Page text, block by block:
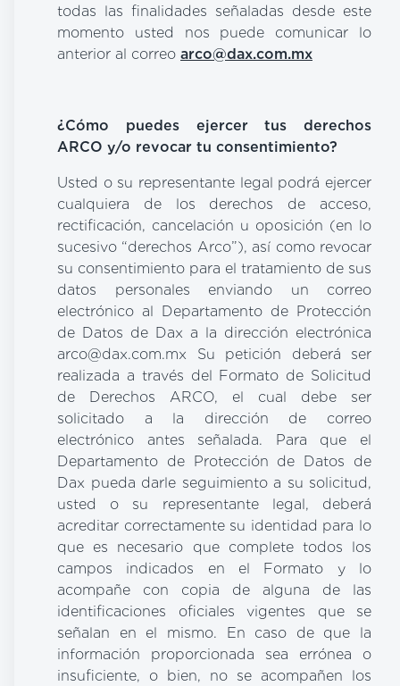
todas las finalidades señaladas desde este
momento usted nos puede comunicar lo
anterior al correo arco@dax.com.mx
¿Cómo puedes ejercer tus derechos
ARCO y/o revocar tu consentimiento?
Usted o su representante legal podrá ejercer
cualquiera de los derechos de acceso,
rectificación, cancelación u oposición (en lo
sucesivo “derechos Arco”), así como revocar
su consentimiento para el tratamiento de sus
datos personales enviando un correo
electrónico al Departamento de Protección
de Datos de Dax a la dirección electrónica
arco@dax.com.mx Su petición deberá ser
realizada a través del Formato de Solicitud
de Derechos ARCO, el cual debe ser
solicitado a la dirección de correo
electrónico antes señalada. Para que el
Departamento de Protección de Datos de
Dax pueda darle seguimiento a su solicitud,
usted o su representante legal, deberá
acreditar correctamente su identidad para lo
que es necesario que complete todos los
campos indicados en el Formato y lo
acompañe con copia de alguna de las
identificaciones oficiales vigentes que se
señalan en el mismo. En caso de que la
información proporcionada sea errónea o
insuficiente, o bien, no se acompañen los